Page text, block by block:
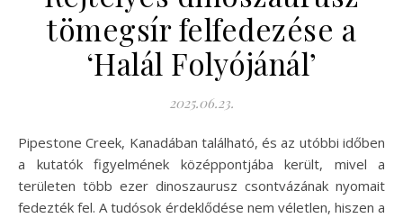
tömegsír felfedezése a
‘Halál Folyójánál’
2025.06.23.
Pipestone Creek, Kanadában található, és az utóbbi időben
a kutatók figyelmének középpontjába került, mivel a
területen több ezer dinoszaurusz csontvázának nyomait
fedezték fel. A tudósok érdeklődése nem véletlen, hiszen a